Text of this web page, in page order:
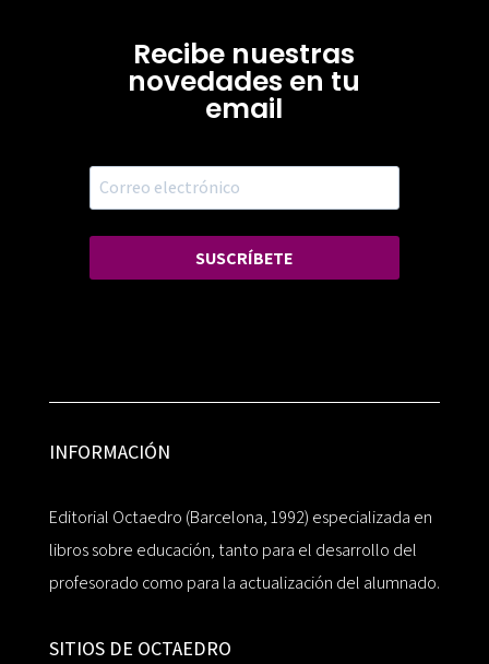
Recibe nuestras
novedades en tu
email
SUSCRÍBETE
INFORMACIÓN
Editorial Octaedro (Barcelona, 1992) especializada en
libros sobre educación, tanto para el desarrollo del
profesorado como para la actualización del alumnado.
SITIOS DE OCTAEDRO